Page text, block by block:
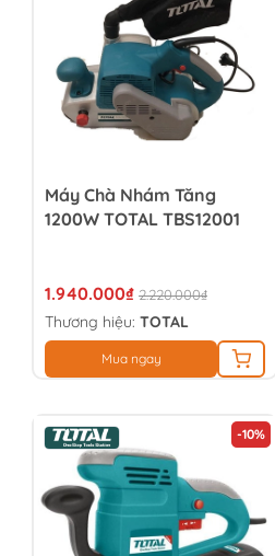
Máy Chà Nhám Tăng
1200W TOTAL TBS12001
1.940.000₫ 2.220.000₫
Thương hiệu: TOTAL
Mua ngay
-10%